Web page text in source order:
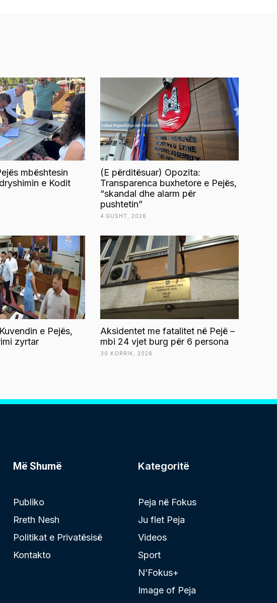
mbështesin
e Kodit
(E përditësuar) Opozita:
Transparenca buxhetore e Pejës,
“skandal dhe alarm për
pushtetin”
4 GUSHT, 2026
e Pejës,
zyrtar
Aksidentet me fatalitet në Pejë –
mbi 24 vjet burg për 6 persona
30 KORRIK, 2026
Më Shumë
Publiko
Rreth Nesh
Politikat e Privatësisë
Kontakto
Kategoritë
Peja në Fokus
Ju flet Peja
Videos
Sport
N’Fokus+
Image of Peja